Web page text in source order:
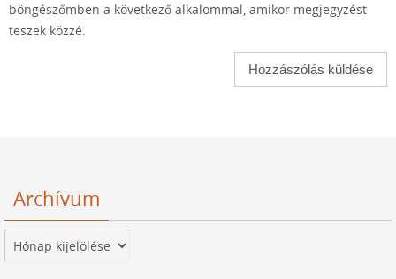
böngészőmben a következő alkalommal, amikor megjegyzést
teszek közzé.
Archívum
Archívum